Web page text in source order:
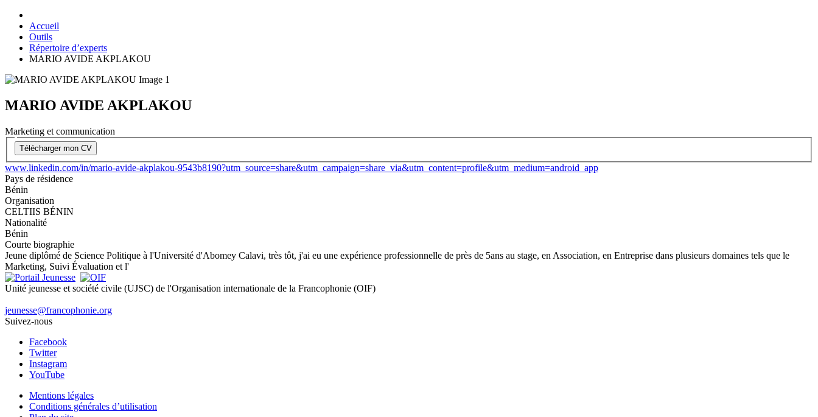
Accueil
Outils
Répertoire d’experts
MARIO AVIDE AKPLAKOU
MARIO AVIDE AKPLAKOU
Marketing et communication
Télécharger mon CV
www.linkedin.com/in/mario-avide-akplakou-9543b8190?utm_source=share&utm_campaign=share_via&utm_content=profile&utm_medium=android_app
Pays de résidence
Bénin
Organisation
CELTIIS BÉNIN
Nationalité
Bénin
Courte biographie
Jeune diplômé de Science Politique à l'Université d'Abomey Calavi, très tôt, j'ai eu une expérience professionnelle de près de 5ans au stage, en Association, en Entreprise dans plusieurs domaines tels que le
Marketing, Suivi Évaluation et l'
Unité jeunesse et société civile (UJSC) de l'Organisation internationale de la Francophonie (OIF)
jeunesse@francophonie.org
Suivez-nous
Facebook
Twitter
Instagram
YouTube
Mentions légales
Conditions générales d’utilisation